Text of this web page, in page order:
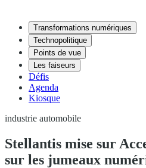
Transformations numériques
Technopolitique
Points de vue
Les faiseurs
Défis
Agenda
Kiosque
industrie automobile
Stellantis mise sur
sur les jumeaux